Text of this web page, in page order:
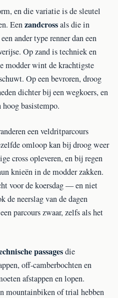
en die variatie is de sleutel
Eenzandcrossals die in
ander type renner dan een
Op zand is techniek en
modder wint de krachtigste
Op een bevroren, droog
dichter bij een wegkoers, en
hoog basistempo.
een veldritparcours
omloop kan bij droog weer
cross opleveren, en bij regen
knieën in de modder zakken.
voor de koersdag — en niet
de neerslag van de dagen
parcours zwaar, zelfs als het
passagesdie
off-camberbochten en
afstappen en lopen.
mountainbiken of trial hebben